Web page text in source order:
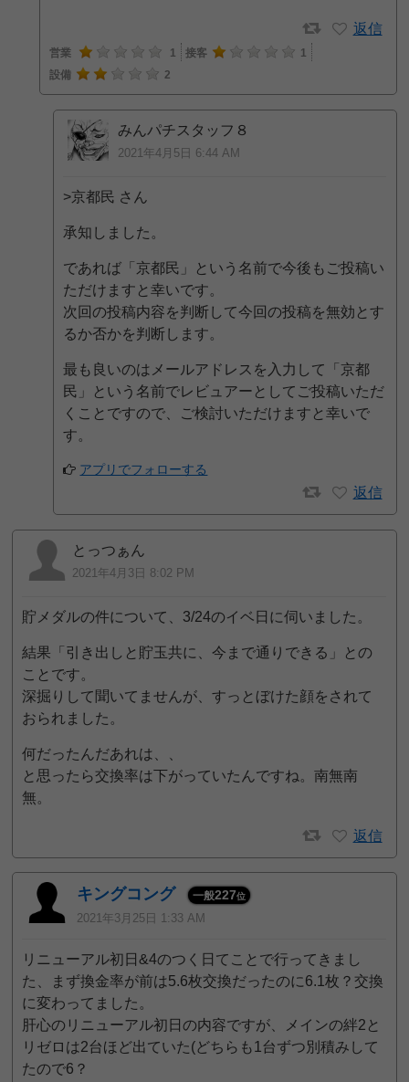
返信
営業 1 接客
1
設備
2
みんパチスタッフ８
2021年4月5日 6:44 AM
>京都民 さん
承知しました。
であれば「京都民」という名前で今後もご投稿い
ただけますと幸いです。
次回の投稿内容を判断して今回の投稿を無効とす
るか否かを判断します。
最も良いのはメールアドレスを入力して「京都
民」という名前でレビュアーとしてご投稿いただ
くことですので、ご検討いただけますと幸いで
す。
アプリでフォローする
返信
とっつぁん
2021年4月3日 8:02 PM
貯メダルの件について、3/24のイベ日に伺いました。
結果「引き出しと貯玉共に、今まで通りできる」との
ことです。
深掘りして聞いてませんが、すっとぼけた顔をされて
おられました。
何だったんだあれは、、
と思ったら交換率は下がっていたんですね。南無南
無。
返信
キングコング 一般227位
2021年3月25日 1:33 AM
リニューアル初日&4のつく日てことで行ってきまし
た、まず換金率が前は5.6枚交換だったのに6.1枚？交換
に変わってました。
肝心のリニューアル初日の内容ですが、メインの絆2と
リゼロは2台ほど出ていた(どちらも1台ずつ別積みして
たので6？